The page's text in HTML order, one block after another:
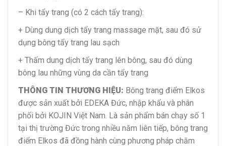
– Khi tẩy trang (có 2 cách tẩy trang):
+ Dùng dung dịch tẩy trang massage mặt, sau đó sử
dụng bông tẩy trang lau sạch
+ Thấm dung dịch tẩy trang lên bông, sau đó dùng
bông lau những vùng da cần tẩy trang
THÔNG TIN THƯƠNG HIỆU: Bông trang điểm Elkos
được sản xuất bởi EDEKA Đức, nhập khẩu và phân
phối bởi KOJIN Việt Nam. Là sản phẩm bán chạy số 1
tại thị trường Đức trong nhiều năm liên tiếp, bông trang
điểm Elkos đã đồng hành cùng phương pháp chăm